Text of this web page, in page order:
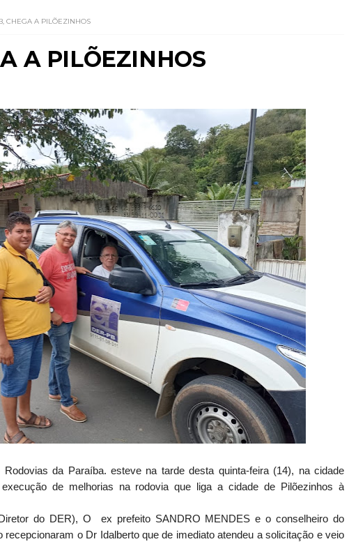
CHEGA A PILÕEZINHOS
A PILÕEZINHOS
da Paraíba. esteve na tarde desta quinta-feira (14), na cidade
de melhorias na rodovia que liga a cidade de Pilõezinhos à
do DER), O ex prefeito SANDRO MENDES e o conselheiro do
o Dr Idalberto que de imediato atendeu a solicitação e veio